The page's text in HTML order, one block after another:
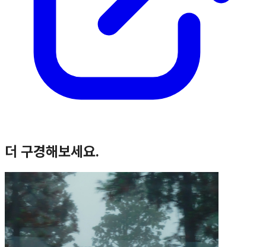
더 구경해보세요.